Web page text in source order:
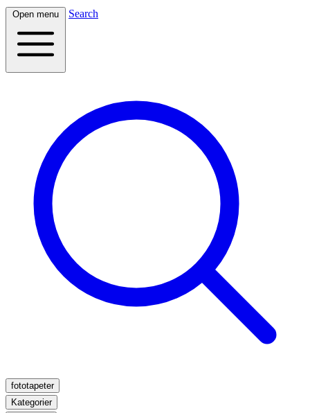
Open menu Search
fototapeter
Kategorier